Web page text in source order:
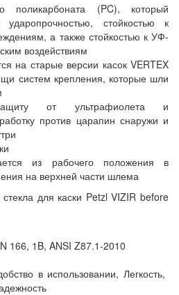
поликарбоната (PC), который
стойкостью к
а также стойкостью к УФ-
воздействиям
на старые версии касок VERTEX
систем крепления, которые шли
от ультрафиолета и
против царапин снаружи и
из рабочего положения в
на верхней части шлема
для каски Petzl VIZIR before
166, 1B, ANSI Z87.1-2010
в использовании, Легкость,